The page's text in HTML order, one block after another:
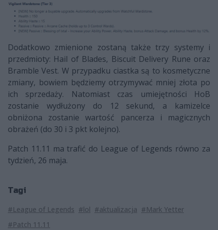
Dodatkowo zmienione zostaną także trzy systemy i
przedmioty: Hail of Blades, Biscuit Delivery Rune oraz
Bramble Vest. W przypadku ciastka są to kosmetyczne
zmiany, bowiem będziemy otrzymywać mniej złota po
ich sprzedaży. Natomiast czas umiejętności HoB
zostanie wydłużony do 12 sekund, a kamizelce
obniżona zostanie wartość pancerza i magicznych
obrażeń (do 30 i 3 pkt kolejno).
Patch 11.11 ma trafić do League of Legends równo za
tydzień, 26 maja.
Tagi
#League of Legends #lol #aktualizacja #Mark Yetter
#Patch 11.11